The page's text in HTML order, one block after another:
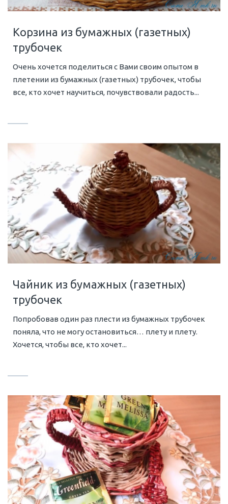
Корзина из бумажных (газетных)
трубочек
Очень хочется поделиться с Вами своим опытом в
плетении из бумажных (газетных) трубочек, чтобы
все, кто хочет научиться, почувствовали радость...
Чайник из бумажных (газетных)
трубочек
Попробовав один раз плести из бумажных трубочек
поняла, что не могу остановиться… плету и плету.
Хочется, чтобы все, кто хочет...